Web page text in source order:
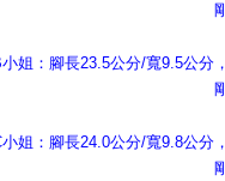
姐：腳長23.5公分/寬9.5公分
小姐：腳長24.0公分/寬9.8公分